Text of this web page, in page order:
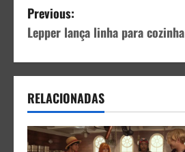
Previous:
Lepper lança linha para cozinha
RELACIONADAS